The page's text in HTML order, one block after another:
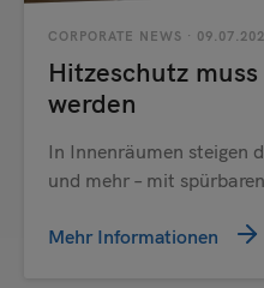
CORPORATE NEWS ·
Hitzeschutz
werden
In Innenräumen steigen
und mehr – mit
Mehr Informationen